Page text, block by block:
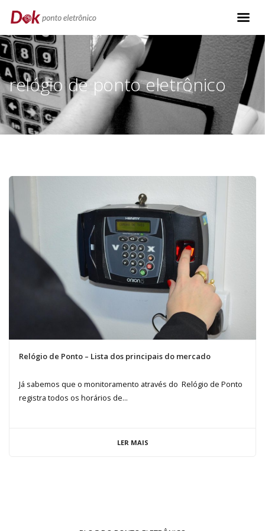
relógio de ponto eletrônico
Relógio de Ponto – Lista dos principais do mercado
Já sabemos que o monitoramento através do Relógio de Ponto
registra todos os horários de...
LER MAIS